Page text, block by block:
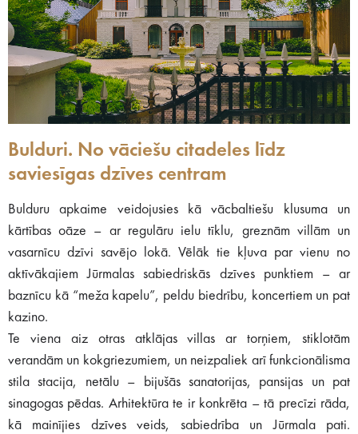
Bulduri. No vāciešu citadeles līdz
saviesīgas dzīves centram
Bulduru apkaime veidojusies kā vācbaltiešu klusuma un
kārtības oāze – ar regulāru ielu tīklu, greznām villām un
vasarnīcu dzīvi savējo lokā. Vēlāk tie kļuva par vienu no
aktīvākajiem Jūrmalas sabiedriskās dzīves punktiem – ar
baznīcu kā “meža kapelu”, peldu biedrību, koncertiem un pat
kazino.
Te viena aiz otras atklājas villas ar torņiem, stiklotām
verandām un kokgriezumiem, un neizpaliek arī funkcionālisma
stila stacija, netālu – bijušās sanatorijas, pansijas un pat
sinagogas pēdas. Arhitektūra te ir konkrēta – tā precīzi rāda,
kā mainījies dzīves veids, sabiedrība un Jūrmala pati.